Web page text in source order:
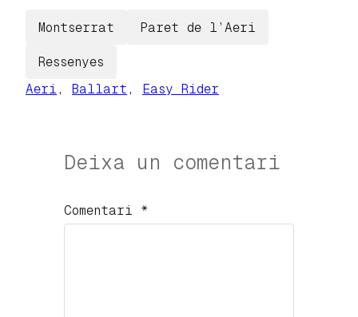
Montserrat Paret de l’Aeri
Ressenyes
Aeri , Ballart , Easy Rider
Deixa un comentari
Comentari *